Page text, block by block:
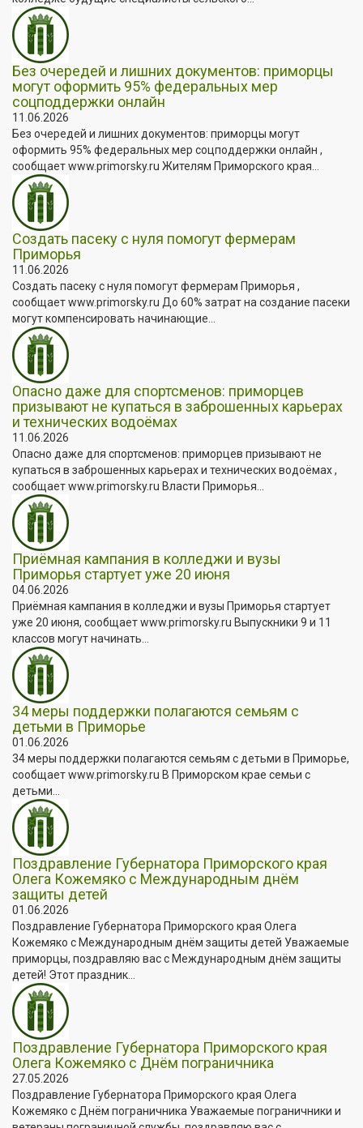
Без очередей и лишних документов: приморцы
могут оформить 95% федеральных мер
соцподдержки онлайн
11.06.2026
Без очередей и лишних документов: приморцы могут
оформить 95% федеральных мер соцподдержки онлайн ,
сообщает www.primorsky.ru Жителям Приморского края...
Создать пасеку с нуля помогут фермерам
Приморья
11.06.2026
Создать пасеку с нуля помогут фермерам Приморья ,
сообщает www.primorsky.ru До 60% затрат на создание пасеки
могут компенсировать начинающие...
Опасно даже для спортсменов: приморцев
призывают не купаться в заброшенных карьерах
и технических водоёмах
11.06.2026
Опасно даже для спортсменов: приморцев призывают не
купаться в заброшенных карьерах и технических водоёмах ,
сообщает www.primorsky.ru Власти Приморья...
Приёмная кампания в колледжи и вузы
Приморья стартует уже 20 июня
04.06.2026
Приёмная кампания в колледжи и вузы Приморья стартует
уже 20 июня, сообщает www.primorsky.ru Выпускники 9 и 11
классов могут начинать...
34 меры поддержки полагаются семьям с
детьми в Приморье
01.06.2026
34 меры поддержки полагаются семьям с детьми в Приморье,
сообщает www.primorsky.ru В Приморском крае семьи с
детьми...
Поздравление Губернатора Приморского края
Олега Кожемяко с Международным днём
защиты детей
01.06.2026
Поздравление Губернатора Приморского края Олега
Кожемяко с Международным днём защиты детей Уважаемые
приморцы, поздравляю вас с Международным днём защиты
детей! Этот праздник...
Поздравление Губернатора Приморского края
Олега Кожемяко с Днём пограничника
27.05.2026
Поздравление Губернатора Приморского края Олега
Кожемяко с Днём пограничника Уважаемые пограничники и